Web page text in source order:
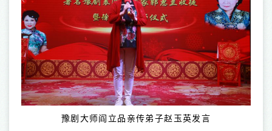
豫剧大师阎立品亲传弟子赵玉英发言